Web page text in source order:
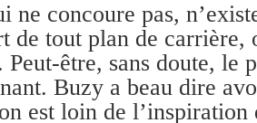
ne concoure pas,
de tout plan de carrière,
être, sans doute, le
Buzy a beau dire
est loin de l’inspiration